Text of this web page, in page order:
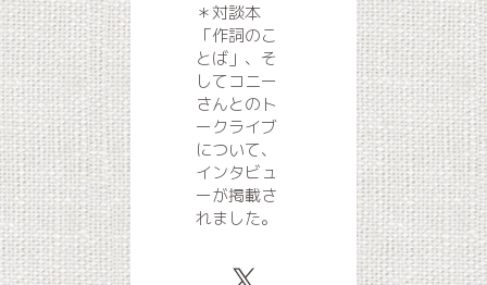
＊対談本
「作詞のこ
とば」、そ
してコニー
さんとのト
ークライブ
について、
インタビュ
ーが掲載さ
れました。